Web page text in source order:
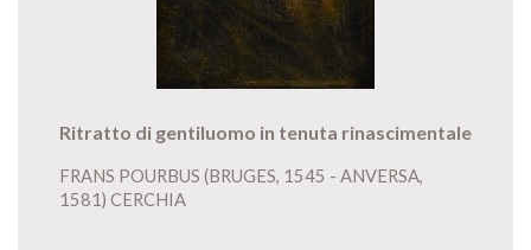
Ritratto di gentiluomo in tenuta rinascimentale
FRANS POURBUS (BRUGES, 1545 - ANVERSA,
1581) CERCHIA